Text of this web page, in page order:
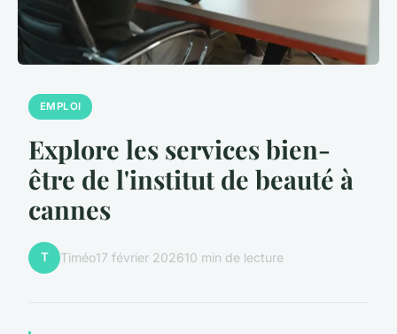
EMPLOI
Explore les services bien-
être de l'institut de beauté à
cannes
T Timéo17 février 202610 min de lecture